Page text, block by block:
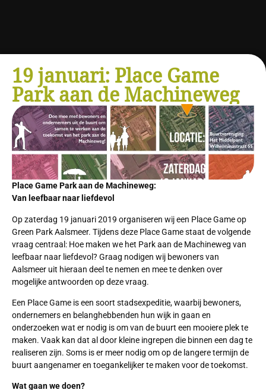
19 januari: Place Game
Park aan de Machineweg
Place Game Park aan de Machineweg:
Van leefbaar naar liefdevol
Op zaterdag 19 januari 2019 organiseren wij een Place Game op
Green Park Aalsmeer. Tijdens deze Place Game staat de volgende
vraag centraal: Hoe maken we het Park aan de Machineweg van
leefbaar naar liefdevol? Graag nodigen wij bewoners van
Aalsmeer uit hieraan deel te nemen en mee te denken over
mogelijke antwoorden op deze vraag.
Een Place Game is een soort stadsexpeditie, waarbij bewoners,
ondernemers en belanghebbenden hun wijk in gaan en
onderzoeken wat er nodig is om van de buurt een mooiere plek te
maken. Vaak kan dat al door kleine ingrepen die binnen een dag te
realiseren zijn. Soms is er meer nodig om op de langere termijn de
buurt aangenamer en toegankelijker te maken voor de toekomst.
Wat gaan we doen?